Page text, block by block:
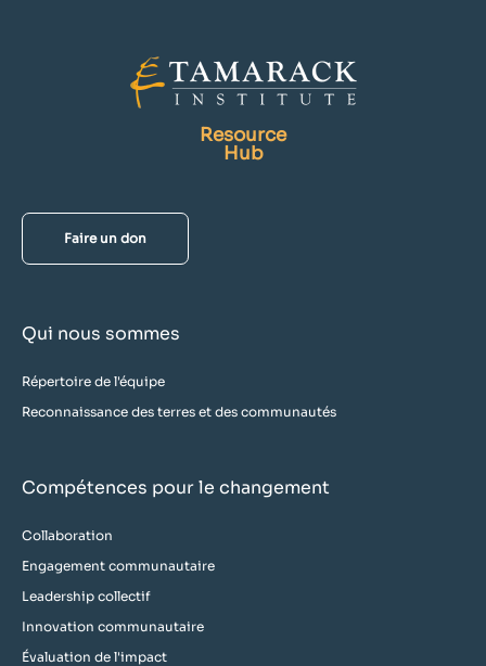
Resource
Hub
Faire un don
Qui nous sommes
Répertoire de l'équipe
Reconnaissance des terres et des communautés
Compétences pour le changement
Collaboration
Engagement communautaire
Leadership collectif
Innovation communautaire
Évaluation de l'impact